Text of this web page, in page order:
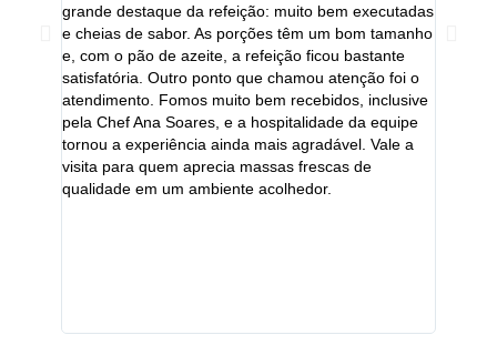
grande destaque da refeição: muito bem executadas
e cheias de sabor. As porções têm um bom tamanho
e, com o pão de azeite, a refeição ficou bastante
satisfatória. Outro ponto que chamou atenção foi o
atendimento. Fomos muito bem recebidos, inclusive
pela Chef Ana Soares, e a hospitalidade da equipe
tornou a experiência ainda mais agradável. Vale a
visita para quem aprecia massas frescas de
qualidade em um ambiente acolhedor.